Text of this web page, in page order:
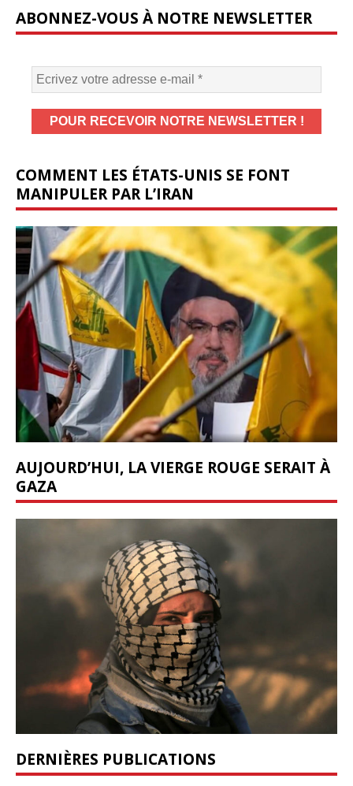
ABONNEZ-VOUS À NOTRE NEWSLETTER
COMMENT LES ÉTATS-UNIS SE FONT
MANIPULER PAR L’IRAN
AUJOURD’HUI, LA VIERGE ROUGE SERAIT À
GAZA
DERNIÈRES PUBLICATIONS